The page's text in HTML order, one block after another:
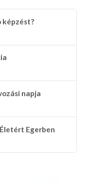
képzést?
napja
Egerben